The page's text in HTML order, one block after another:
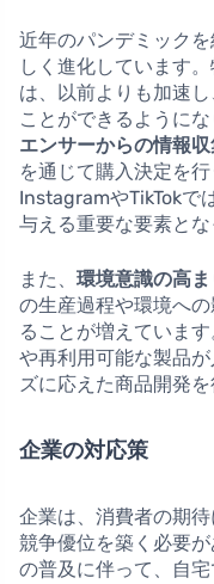
近年のパンデミック
しく進化しています
は、以前よりも加速
ことができるように
エンサーからの情報
を通じて購入決定を
InstagramやTikTokで
与える重要な要素とな
また、 環境意識の高ま
の生産過程や環境へ
ることが増えていま
や再利用可能な製品
ズに応えた商品開発を
企業の対応策
企業は、消費者の期
競争優位を築く必要
の普及に伴って、自